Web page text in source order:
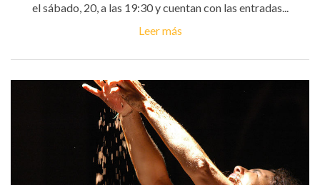
el sábado, 20, a las 19:30 y cuentan con las entradas...
Leer más